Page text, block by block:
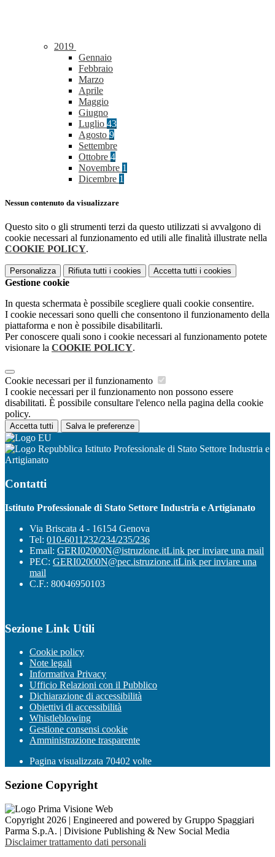
2019
Gennaio
Febbraio
Marzo
Aprile
Maggio
Giugno
Luglio 43
Agosto 9
Settembre
Ottobre 4
Novembre 1
Dicembre 1
Nessun contenuto da visualizzare
Questo sito o gli strumenti terzi da questo utilizzati si avvalgono di
cookie necessari al funzionamento ed utili alle finalità illustrate nella
COOKIE POLICY.
Personalizza Rifiuta tutti i cookies Accetta tutti i cookies
Gestione cookie
In questa schermata è possibile scegliere quali cookie consentire.
I cookie necessari sono quelli che consentono il funzionamento della
piattaforma e non è possibile disabilitarli.
Per conoscere quali sono i cookie necessari al funzionamento potete
visionare la COOKIE POLICY.
Cookie necessari per il funzionamento
I cookie necessari per il funzionamento non possono essere
disabilitati. È possibile consultare l'elenco nella pagina della cookie
policy.
Accetta tutti Salva le preferenze
Istituto Professionale di Stato Settore Industria e
Artigianato
Contatti
Istituto Professionale di Stato Settore Industria e Artigianato
Via Briscata 4 - 16154 Genova
Tel: 010-6011232/234/235/236
Email: GERI02000N@istruzione.itLink per inviare una mail
PEC: GERI02000N@pec.istruzione.itLink per inviare una
mail
C.F.: 80046950103
Sezione Link Utili
Cookie policy
Note legali
Informativa Privacy
Ufficio Relazioni con il Pubblico
Dichiarazione di accessibilità
Obiettivi di accessibilità
Whistleblowing
Gestione consensi cookie
Amministrazione trasparente
Pagina visualizzata 70402 volte
Sezione Copyright
Copyright 2026 | Engineered and powered by Gruppo Spaggiari
Parma S.p.A. | Divisione Publishing & New Social Media
Disclaimer trattamento dati personali